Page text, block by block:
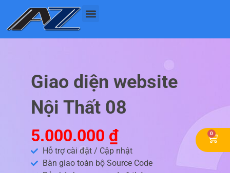
nội
Giao diện website
Nội Thất 08
5.000.000 ₫
Hỗ trợ cài đặt / Cập nhật
Bàn giao toàn bộ Source Code
0
Cart